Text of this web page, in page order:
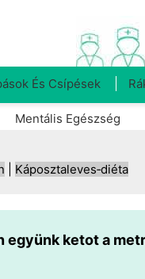
És Csípések
Mentális Egészség
Káposztaleves‑diéta
együnk ketot a